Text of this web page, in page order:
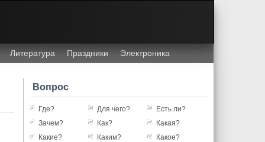
Литература Праздники Электроника
Вопрос
Где? Для чего?
Есть ли?
Зачем?
Как?
Какая?
Какие?
Каким?
Какое?